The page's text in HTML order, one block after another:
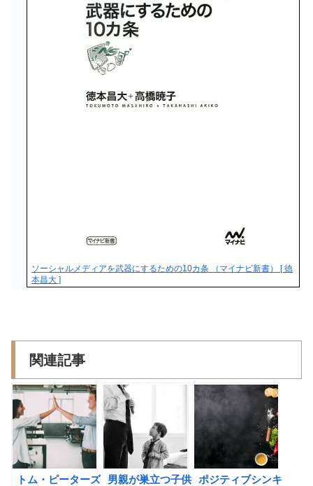
ソーシャルメディアを武器にするための10カ条 （マイナビ新書） [ 徳
本昌大 ]
関連記事
トム・ピーターズ
男親が巣立つ子供 ポジティブシンキ